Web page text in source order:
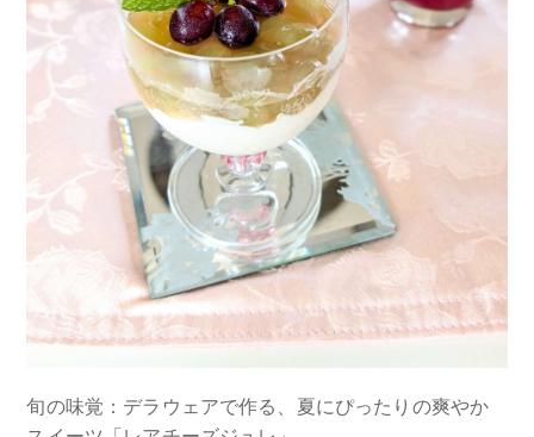
旬の味覚：デラウェアで作る、夏にぴったりの爽やか